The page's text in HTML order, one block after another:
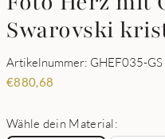
Swarovski
Artikelnummer: GHEF035-GS
€880,68
Wähle dein Material: